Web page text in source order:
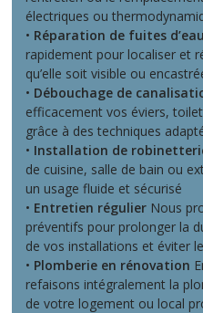
électriques ou
• Réparation de fuites d’eau
rapidement pour localiser et
qu’elle soit visible ou
• Débouchage de
efficacement vos éviers,
grâce à des techniques
• Installation de
de cuisine, salle de bain ou
un usage fluide et sécurisé
• Entretien régulier Nous
préventifs pour prolonger la
de vos installations et éviter
• Plomberie en rénovation
refaisons intégralement la
de votre logement ou local